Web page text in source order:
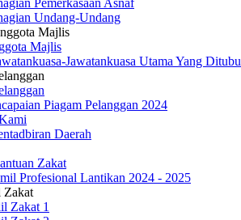
Pemerkasaan Asnaf
Undang-Undang
Majlis
Majlis
Jawatankuasa Utama Yang
Piagam Pelanggan 2024
Daerah
Zakat
Profesional Lantikan 2024 - 2025
Zakat 1